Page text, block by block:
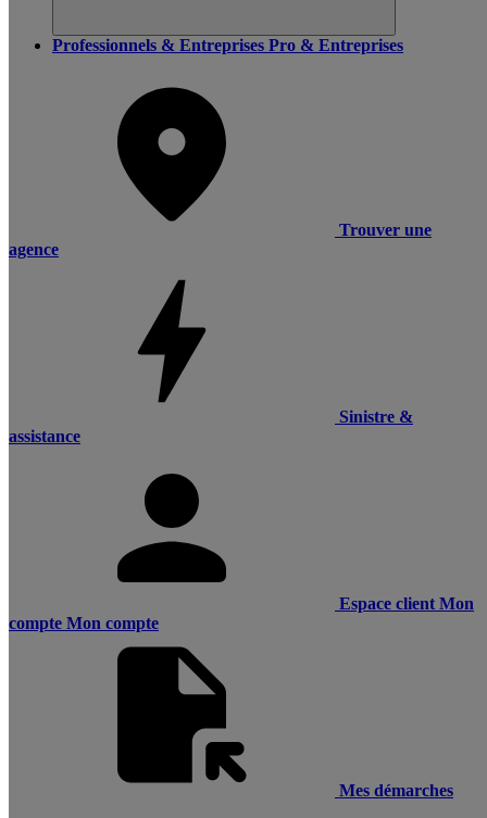
Professionnels & Entreprises Pro & Entreprises
Trouver une
agence
Sinistre &
assistance
Espace client Mon
compte Mon compte
Mes démarches